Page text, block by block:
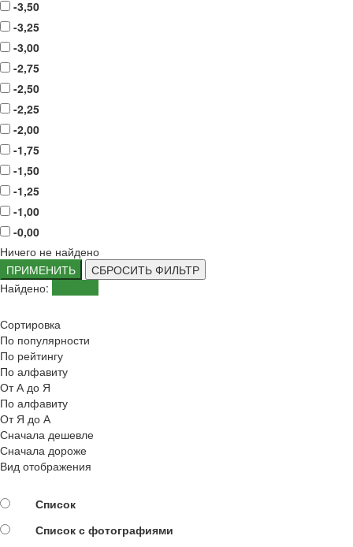
-3,50
-3,25
-3,00
-2,75
-2,50
-2,25
-2,00
-1,75
-1,50
-1,25
-1,00
-0,00
Ничего не найдено
ПРИМЕНИТЬ
СБРОСИТЬ ФИЛЬТР
Найдено:
Сортировка
По популярности
По рейтингу
По алфавиту
От А до Я
По алфавиту
От Я до А
Сначала дешевле
Сначала дороже
Вид отображения
Список
Список с фотографиями